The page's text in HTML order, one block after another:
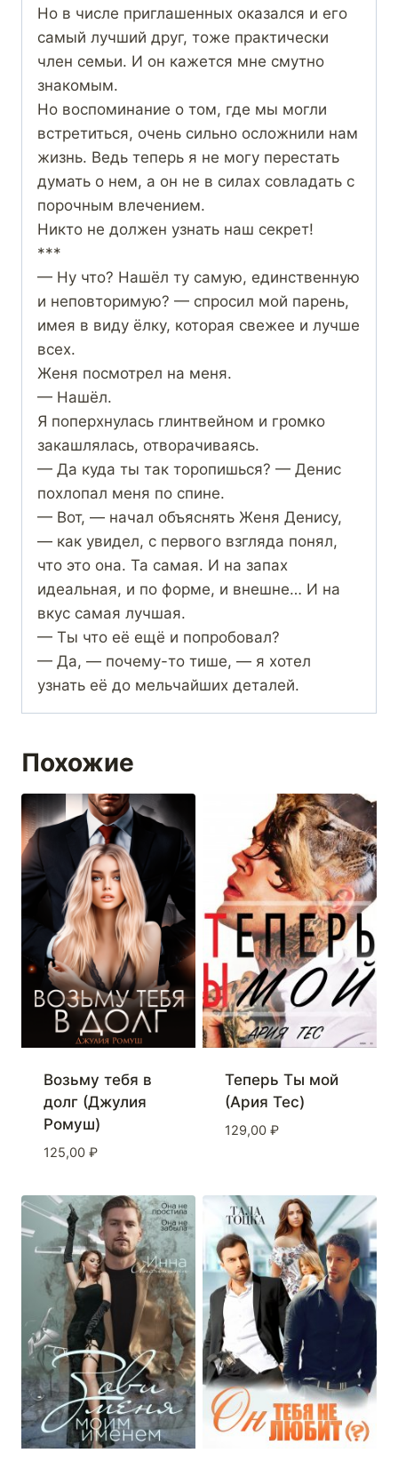
Но в числе приглашенных оказался и его
самый лучший друг, тоже практически
член семьи. И он кажется мне смутно
знакомым.
Но воспоминание о том, где мы могли
встретиться, очень сильно осложнили нам
жизнь. Ведь теперь я не могу перестать
думать о нем, а он не в силах совладать с
порочным влечением.
Никто не должен узнать наш секрет!
***
— Ну что? Нашёл ту самую, единственную
и неповторимую? — спросил мой парень,
имея в виду ёлку, которая свежее и лучше
всех.
Женя посмотрел на меня.
— Нашёл.
Я поперхнулась глинтвейном и громко
закашлялась, отворачиваясь.
— Да куда ты так торопишься? — Денис
похлопал меня по спине.
— Вот, — начал объяснять Женя Денису,
— как увидел, с первого взгляда понял,
что это она. Та самая. И на запах
идеальная, и по форме, и внешне… И на
вкус самая лучшая.
— Ты что её ещё и попробовал?
— Да, — почему-то тише, — я хотел
узнать её до мельчайших деталей.
Похожие
Возьму тебя в
долг (Джулия
Ромуш)
125,00 ₽
Теперь Ты мой
(Ария Тес)
129,00 ₽